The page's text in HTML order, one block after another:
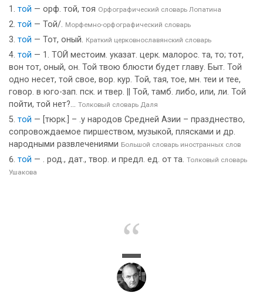
той — орф. той, тоя Орфографический словарь Лопатина
той — Той/. Морфемно-орфографический словарь
той — Тот, оный. Краткий церковнославянский словарь
той — 1. ТОЙ местоим. указат. церк. малорос. та, то; тот,
вон тот, оный, он. Той твою блюсти будет главу. Быт. Той
одно несет, той свое, вор. кур. Той, тая, тое, мн. теи и тее,
говор. в юго-зап. пск. и твер. || Той, тамб. либо, или, ли. Той
пойти, той нет?... Толковый словарь Даля
той — [тюрк.] – .у народов Средней Азии – празднество,
сопровождаемое пиршеством, музыкой, плясками и др.
народными развлечениями Большой словарь иностранных слов
той — . род., дат., твор. и предл. ед. от та. Толковый словарь
Ушакова